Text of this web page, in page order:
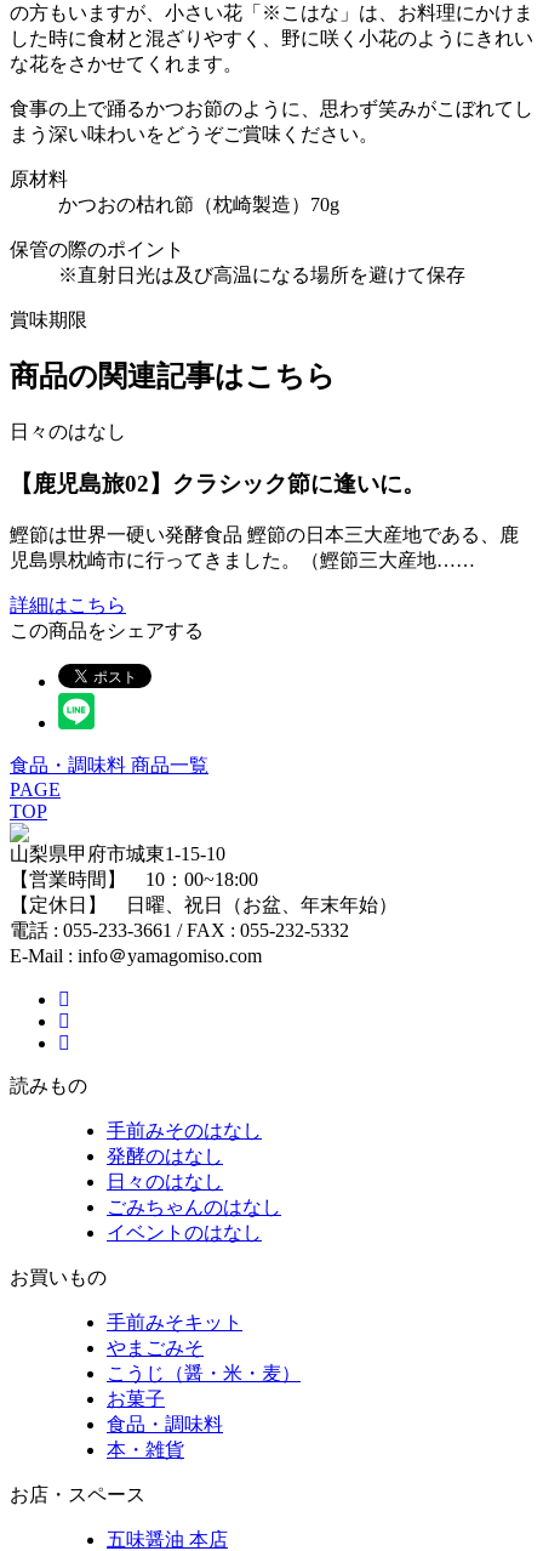
の方もいますが、小さい花「※こはな」は、お料理にかけま
した時に食材と混ざりやすく、野に咲く小花のようにきれい
な花をさかせてくれます。
食事の上で踊るかつお節のように、思わず笑みがこぼれてし
まう深い味わいをどうぞご賞味ください。
原材料
かつおの枯れ節（枕崎製造）70g
保管の際のポイント
※直射日光は及び高温になる場所を避けて保存
賞味期限
商品の関連記事はこちら
日々のはなし
【鹿児島旅02】クラシック節に逢いに。
鰹節は世界一硬い発酵食品 鰹節の日本三大産地である、鹿
児島県枕崎市に行ってきました。（鰹節三大産地……
詳細はこちら
この商品をシェアする
食品・調味料 商品一覧
PAGE
TOP
山梨県甲府市城東1-15-10
【営業時間】 10：00~18:00
【定休日】 日曜、祝日（お盆、年末年始）
電話 : 055-233-3661 / FAX : 055-232-5332
E-Mail : info＠yamagomiso.com
読みもの
手前みそのはなし
発酵のはなし
日々のはなし
ごみちゃんのはなし
イベントのはなし
お買いもの
手前みそキット
やまごみそ
こうじ（醤・米・麦）
お菓子
食品・調味料
本・雑貨
お店・スペース
五味醤油 本店